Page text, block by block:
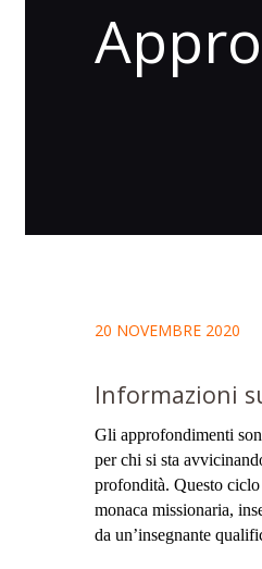
20 NOVEMBRE 2020
Informazioni
Gli approfondimenti
per chi si sta
profondità. Questo
monaca missionaria,
da un’insegnante